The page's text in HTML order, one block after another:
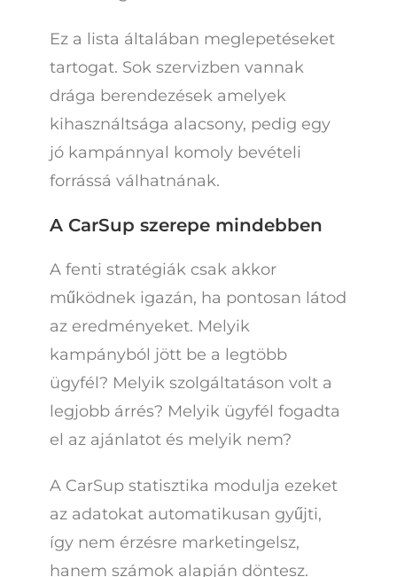
Ez a lista általában meglepetéseket
tartogat. Sok szervizben vannak
drága berendezések amelyek
kihasználtsága alacsony, pedig egy
jó kampánnyal komoly bevételi
forrássá válhatnának.
A CarSup szerepe mindebben
A fenti stratégiák csak akkor
működnek igazán, ha pontosan látod
az eredményeket. Melyik
kampányból jött be a legtöbb
ügyfél? Melyik szolgáltatáson volt a
legjobb árrés? Melyik ügyfél fogadta
el az ajánlatot és melyik nem?
A CarSup statisztika modulja ezeket
az adatokat automatikusan gyűjti,
így nem érzésre marketingelsz,
hanem számok alapján döntesz.